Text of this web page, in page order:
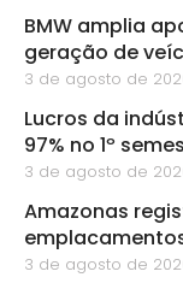
BMW amplia
geração de
3 de agosto de
Lucros da
97% no 1º
3 de agosto de
Amazonas
3 de agosto de